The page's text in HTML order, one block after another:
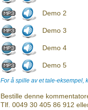
Demo 2
Demo 3
Demo 4
Demo 5
For å spille av et tale-eksempel,
Bestille denne
Tlf. 0049 30 405 86 912